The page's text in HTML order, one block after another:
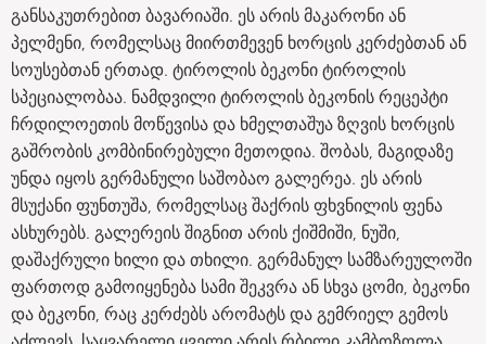
განსაკუთრებით ბავარიაში. ეს არის მაკარონი ან
პელმენი, რომელსაც მიირთმევენ ხორცის კერძებთან ან
სოუსებთან ერთად. ტიროლის ბეკონი ტიროლის
სპეციალობაა. ნამდვილი ტიროლის ბეკონის რეცეპტი
ჩრდილოეთის მოწევისა და ხმელთაშუა ზღვის ხორცის
გაშრობის კომბინირებული მეთოდია. შობას, მაგიდაზე
უნდა იყოს გერმანული საშობაო გალერეა. ეს არის
მსუქანი ფუნთუშა, რომელსაც შაქრის ფხვნილის ფენა
ასხურებს. გალერეის შიგნით არის ქიშმიში, ნუში,
დაშაქრული ხილი და თხილი. გერმანულ სამზარეულოში
ფართოდ გამოიყენება სამი შეკვრა ან სხვა ცომი, ბეკონი
და ბეკონი, რაც კერძებს არომატს და გემრიელ გემოს